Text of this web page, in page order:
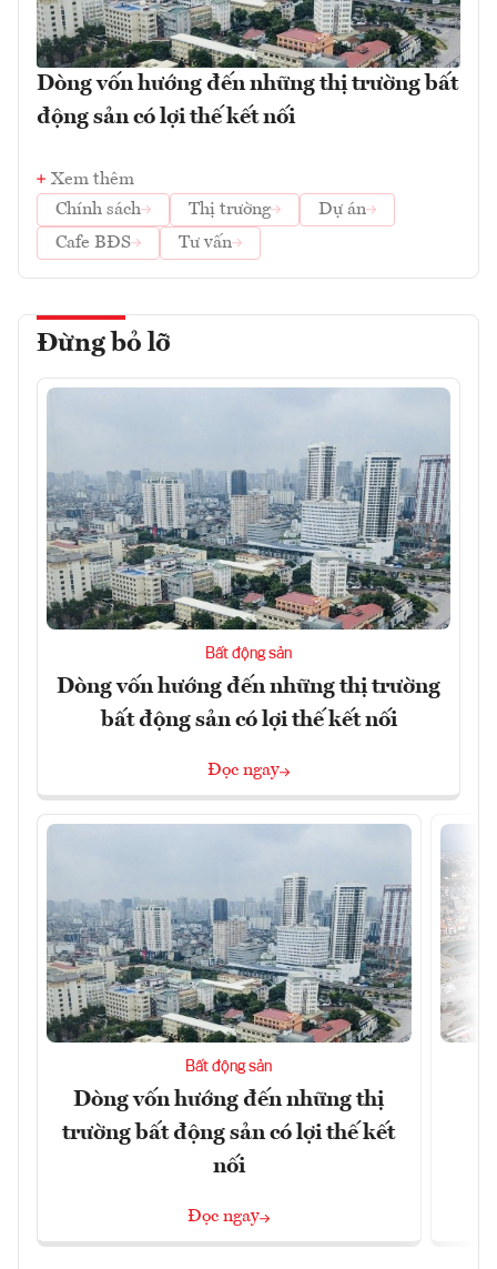
Dòng vốn hướng đến những thị trường bất
động sản có lợi thế kết nối
Xem thêm
Chính sách
Thị trường
Dự án
Cafe BĐS
Tư vấn
Đừng bỏ lỡ
Bất động sản
Dòng vốn hướng đến những thị trường
bất động sản có lợi thế kết nối
Đọc ngay
Bất động sản
Dòng vốn hướng đến những thị
trường bất động sản có lợi thế kết
nối
Đọc ngay